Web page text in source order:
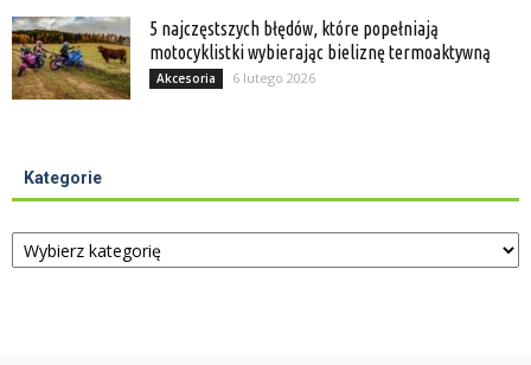
5 najczęstszych błędów, które popełniają
motocyklistki wybierając bieliznę termoaktywną
Akcesoria 6 lutego 2026
Kategorie
Kategorie